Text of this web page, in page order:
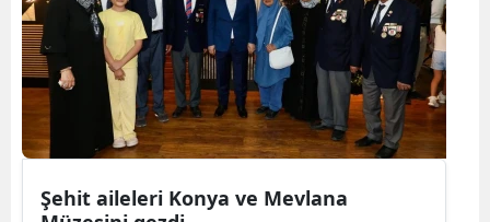
Şehit aileleri Konya ve Mevlana